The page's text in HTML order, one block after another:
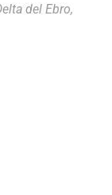
del Ebro,